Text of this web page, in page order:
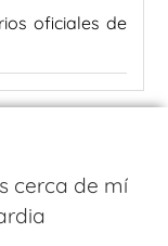
oficiales de
cerca de mí